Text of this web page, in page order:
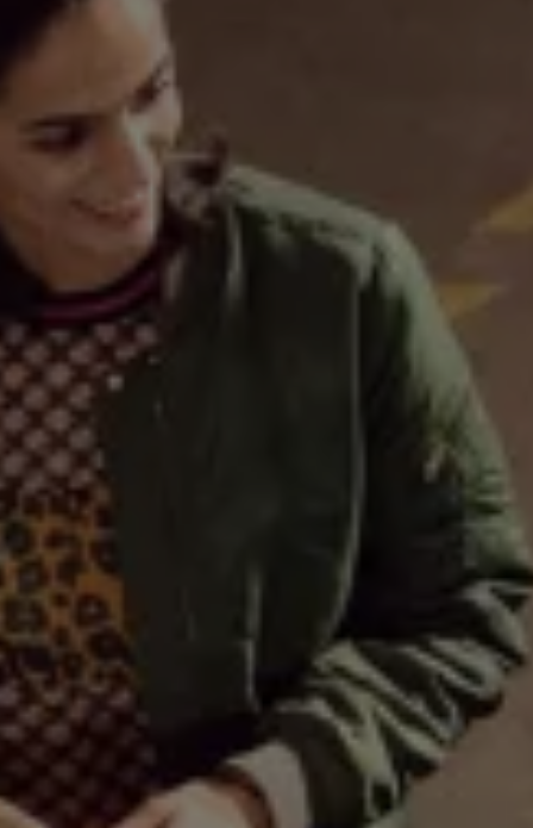
Plan de mantenimiento
Baterías
Carrocería
Servicio técnico para eléctricos
Asistencia y garantía
Asistencia en carretera
Garantía Volkswagen
Ventajas para profesionales
Vehículo de sustitución
Recogida y entrega del vehículo
ServicePlus
Volkswagen Long Drive
Ofertas posventa
Servicio técnico para eléctricos
Comunicados
Retirada por seguridad de airbags Takata
Comunidad The Originals
Comunidad The Originals
Historias Originales
Concentración FurgoVolkswagen
La historia de las furgos Volkswagen
Consigue tu placa The Originals